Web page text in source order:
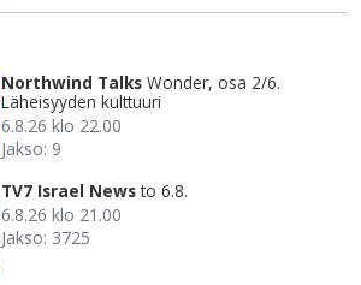
Northwind Talks Wonder, osa 2/6.
Läheisyyden kulttuuri
6.8.26 klo 22.00
Jakso: 9
TV7 Israel News to 6.8.
6.8.26 klo 21.00
Jakso: 3725